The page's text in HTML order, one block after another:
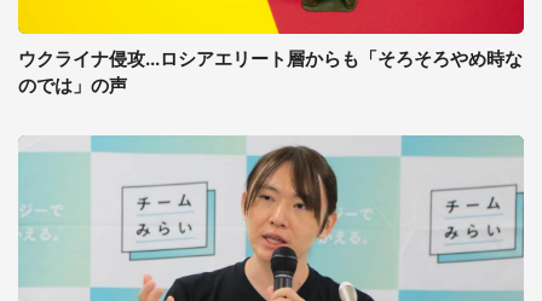
ウクライナ侵攻...ロシアエリート層からも「そろそろやめ時な
のでは」の声